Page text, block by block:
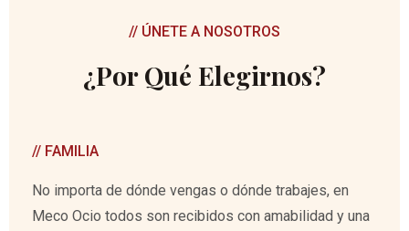
// ÚNETE A NOSOTROS
¿Por Qué Elegirnos?
// FAMILIA
No importa de dónde vengas o dónde trabajes, en
Meco Ocio todos son recibidos con amabilidad y una